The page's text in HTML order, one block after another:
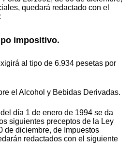
quedará redactado con el
impositivo.
al tipo de 6.934 pesetas por
el Alcohol y Bebidas Derivadas.
día 1 de enero de 1994 se da
siguientes preceptos de la Ley
de diciembre, de Impuestos
redactados con el siguiente